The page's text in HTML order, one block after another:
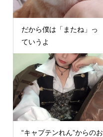
だから僕は「またね」っ
ていうよ
“キャプテンれん”からのお